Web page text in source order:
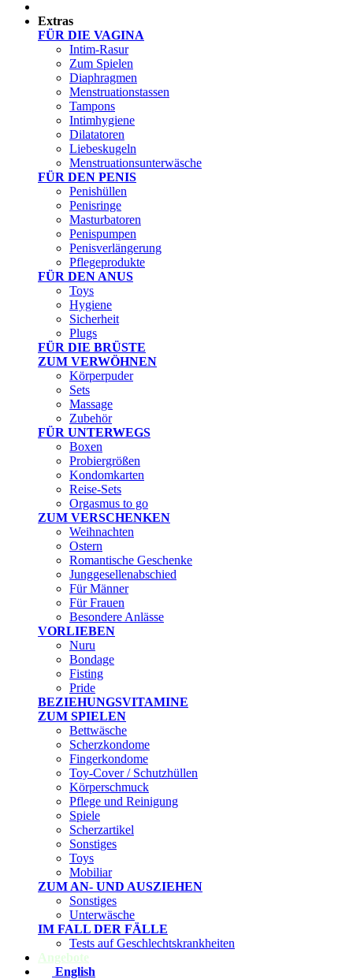
Extras
FÜR DIE VAGINA
Intim-Rasur
Zum Spielen
Diaphragmen
Menstruationstassen
Tampons
Intimhygiene
Dilatatoren
Liebeskugeln
Menstruationsunterwäsche
FÜR DEN PENIS
Penishüllen
Penisringe
Masturbatoren
Penispumpen
Penisverlängerung
Pflegeprodukte
FÜR DEN ANUS
Toys
Hygiene
Sicherheit
Plugs
FÜR DIE BRÜSTE
ZUM VERWÖHNEN
Körperpuder
Sets
Massage
Zubehör
FÜR UNTERWEGS
Boxen
Probiergrößen
Kondomkarten
Reise-Sets
Orgasmus to go
ZUM VERSCHENKEN
Weihnachten
Ostern
Romantische Geschenke
Junggesellenabschied
Für Männer
Für Frauen
Besondere Anlässe
VORLIEBEN
Nuru
Bondage
Fisting
Pride
BEZIEHUNGSVITAMINE
ZUM SPIELEN
Bettwäsche
Scherzkondome
Fingerkondome
Toy-Cover / Schutzhüllen
Körperschmuck
Pflege und Reinigung
Spiele
Scherzartikel
Sonstiges
Toys
Mobiliar
ZUM AN- UND AUSZIEHEN
Sonstiges
Unterwäsche
IM FALL DER FÄLLE
Tests auf Geschlechtskrankheiten
Angebote
English